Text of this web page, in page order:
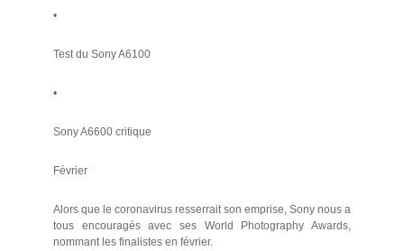
•
Test du Sony A6100
•
Sony A6600 critique
Février
Alors que le coronavirus resserrait son emprise, Sony nous a
tous encouragés avec ses World Photography Awards,
nommant les finalistes en février.